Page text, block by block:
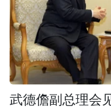
武德儋副总理会